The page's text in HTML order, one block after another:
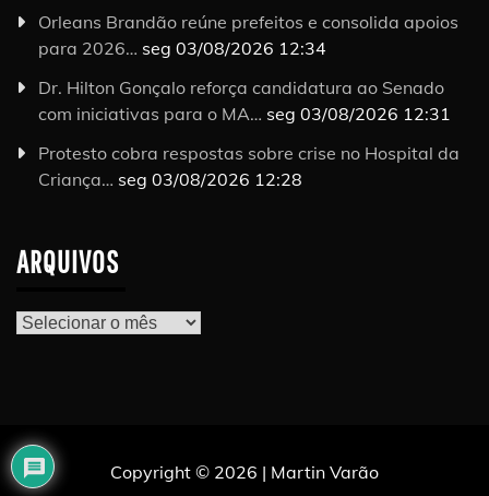
Orleans Brandão reúne prefeitos e consolida apoios
para 2026… seg 03/08/2026 12:34
Dr. Hilton Gonçalo reforça candidatura ao Senado
com iniciativas para o MA… seg 03/08/2026 12:31
Protesto cobra respostas sobre crise no Hospital da
Criança… seg 03/08/2026 12:28
ARQUIVOS
Arquivos
Copyright © 2026 | Martin Varão